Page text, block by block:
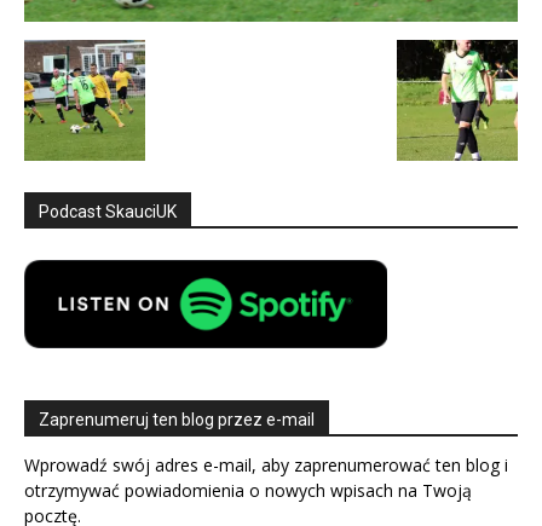
Podcast SkauciUK
Zaprenumeruj ten blog przez e-mail
Wprowadź swój adres e-mail, aby zaprenumerować ten blog i
otrzymywać powiadomienia o nowych wpisach na Twoją
pocztę.